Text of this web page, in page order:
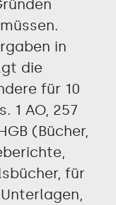
in
die
für 10
1 AO, 257
(Bücher,
für